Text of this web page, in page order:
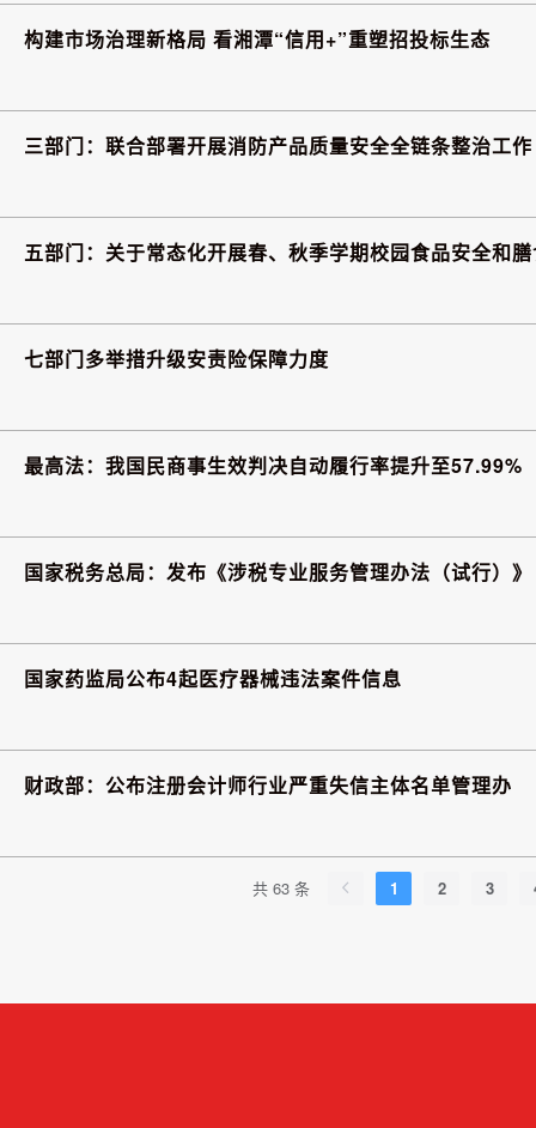
构建市场治理新格局 看湘潭“信用+”重塑招投标生态
三部门：联合部署开展消防产品质量安全全链条整治工作
五部门：关于常态化开展春、秋季学期校园食品安全和
七部门多举措升级安责险保障力度
最高法：我国民商事生效判决自动履行率提升至57.99%
国家税务总局：发布《涉税专业服务管理办法（试行）》
国家药监局公布4起医疗器械违法案件信息
财政部：公布注册会计师行业严重失信主体名单管理办
共 63 条 1 2 3